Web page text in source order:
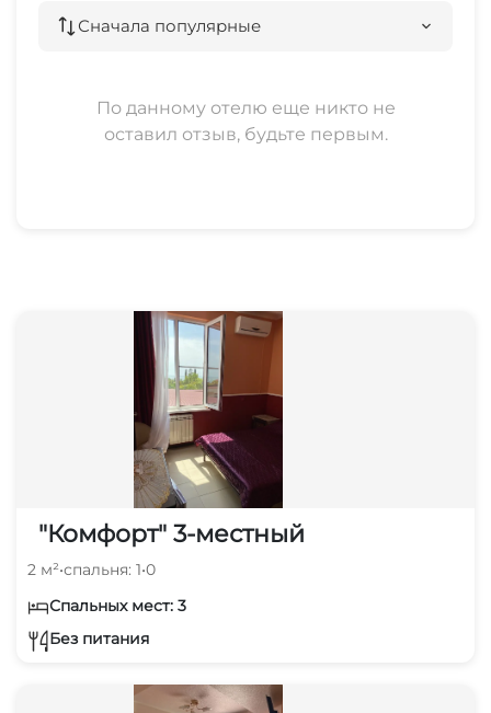
Сначала популярные
По данному отелю еще никто не
оставил отзыв, будьте первым.
"Комфорт" 3-местный
2 м²•спальня: 1•0
Спальных мест: 3
Без питания